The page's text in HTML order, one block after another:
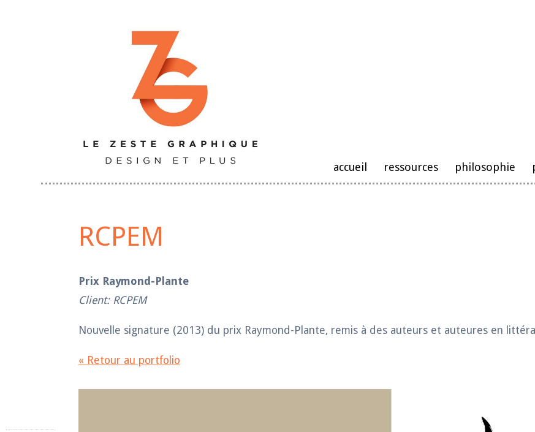
accueil ressources philosophie
RCPEM
Prix Raymond-Plante
Client: RCPEM
Nouvelle signature (2013) du prix Raymond-Plante, remis à des auteurs et auteures en
« Retour au portfolio